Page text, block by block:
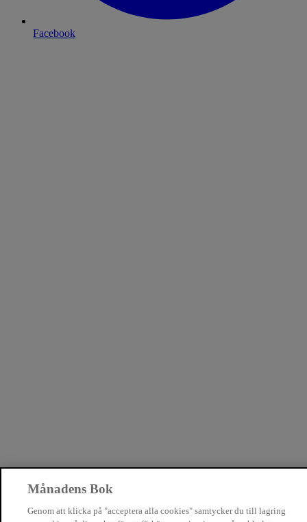
Facebook
Månadens Bok
Genom att klicka på "acceptera alla cookies" samtycker du till lagring